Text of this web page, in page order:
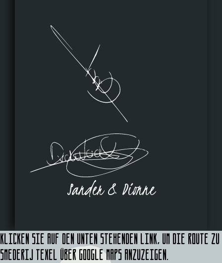
Sander & Dionne
Klicken Sie auf den unten stehenden Link, um die Route zu
Smederij Texel über Google Maps anzuzeigen.